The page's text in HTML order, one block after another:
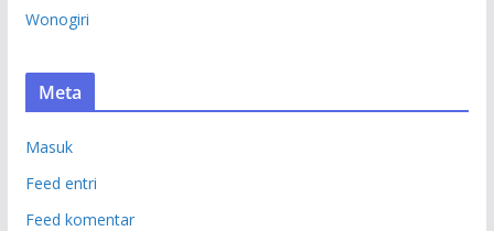
Wonogiri
Meta
Masuk
Feed entri
Feed komentar